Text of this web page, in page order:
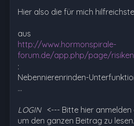
Hier also die für mich
aus
http://www.hormonspirale-
forum.de/app.php/page/risiken
:
Nebennierenrinden-
…
LOGIN <--- Bitte hier
um den ganzen Beitrag zu lesen.